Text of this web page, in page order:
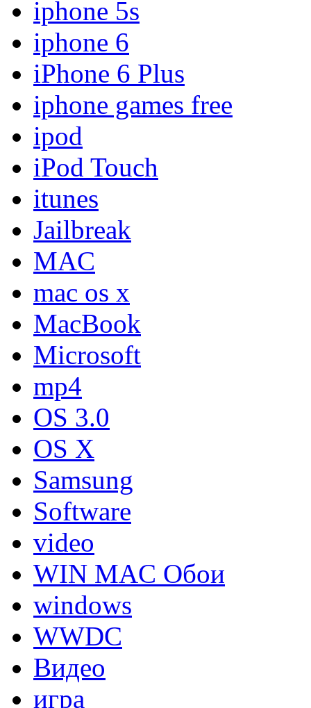
iphone 5s
iphone 6
iPhone 6 Plus
iphone games free
ipod
iPod Touch
itunes
Jailbreak
MAC
mac os x
MacBook
Microsoft
mp4
OS 3.0
OS X
Samsung
Software
video
WIN MAC Обои
windows
WWDC
Видео
игра